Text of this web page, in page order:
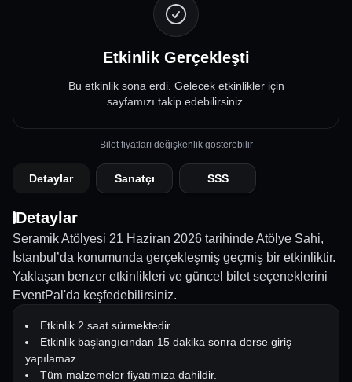
Etkinlik Gerçekleşti
Bu etkinlik sona erdi. Gelecek etkinlikler için
sayfamızı takip edebilirsiniz.
Bilet fiyatları değişkenlik gösterebilir
Detaylar Sanatçı SSS
Detaylar
Seramik Atölyesi 21 Haziran 2026 tarihinde Atölye Sahi,
İstanbul’da konumunda gerçekleşmiş geçmiş bir etkinliktir.
Yaklaşan benzer etkinlikleri ve güncel bilet seçeneklerini
EventPal'da keşfedebilirsiniz.
Etkinlik 2 saat sürmektedir.
Etkinlik başlangıcından 15 dakika sonra derse giriş
yapılamaz.
Tüm malzemeler fiyatımıza dahildir.